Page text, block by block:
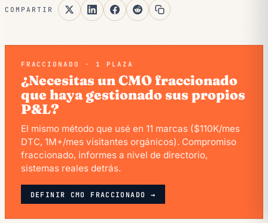
COMPARTIR
FRACCIONADO · 1 PLAZA
¿Necesitas un CMO fraccionado
que haya gestionado sus propios
P&L?
El mismo método que usé en 11 marcas ($110K/mes
DTC, 1M+/mes visitantes orgánicos). Compromiso
fraccionado, informes a nivel de directorio,
sistemas reales detrás.
DEFINIR CMO FRACCIONADO →